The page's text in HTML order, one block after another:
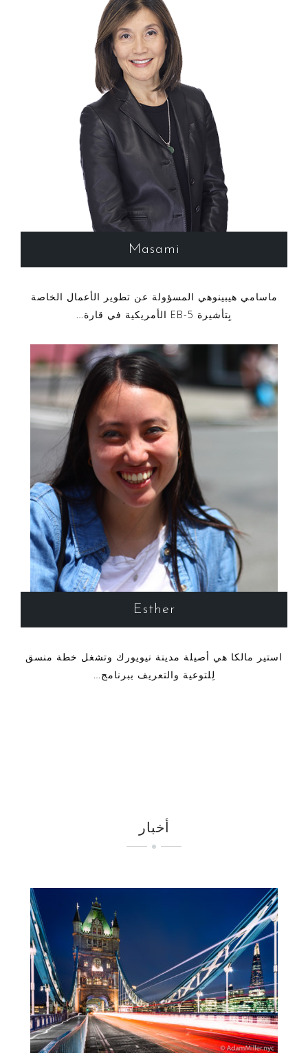
Masami
ماسامي هيبينوهي المسؤولة عن تطوير الأعمال الخاصة
بِتأشيرة EB-5 الأمريكية في قارة…
Esther
استير مالكا هي أصيلة مدينة نيويورك وتشغل خطة منسق
لِلتوعية والتعريف ببرنامج…
أخبار